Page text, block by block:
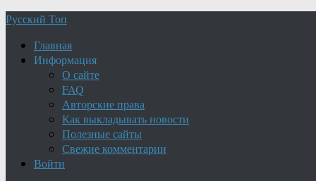
Русский Топ
Главная
Информация
О сайте
FAQ
Авторские права
Как выкладывать новости
Полезные сайты
Свежие комментарии
Войти